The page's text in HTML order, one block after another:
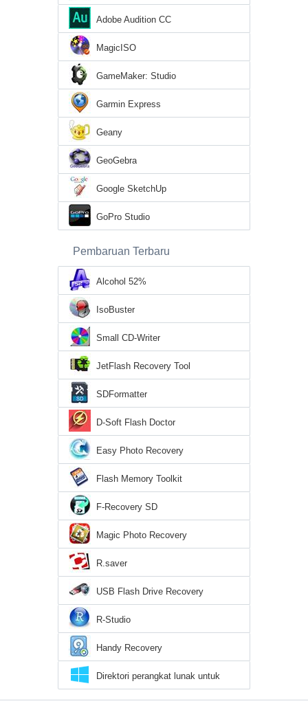
Adobe Audition CC
MagicISO
GameMaker: Studio
Garmin Express
Geany
GeoGebra
Google SketchUp
GoPro Studio
Pembaruan Terbaru
Alcohol 52%
IsoBuster
Small CD-Writer
JetFlash Recovery Tool
SDFormatter
D-Soft Flash Doctor
Easy Photo Recovery
Flash Memory Toolkit
F-Recovery SD
Magic Photo Recovery
R.saver
USB Flash Drive Recovery
R-Studio
Handy Recovery
Direktori perangkat lunak untuk
Windows 10